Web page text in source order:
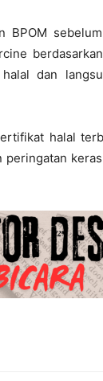
BPOM
dan
halal